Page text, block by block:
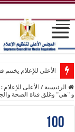
الأعلى للإعلام يختتم
الرئيسية / الأعلى
و "هي" وغلق قناة الصحة
100